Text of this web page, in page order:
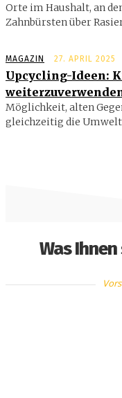
Orte im Haushalt, an
Zahnbürsten über
MAGAZIN 27. APRIL 2025
Upcycling-Ideen:
Möglichkeit, alten
gleichzeitig die Umwelt
Was